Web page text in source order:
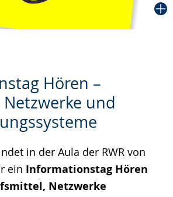
Hören –
und
in der Aula der RWR von
ein Informationstag Hören
Netzwerke